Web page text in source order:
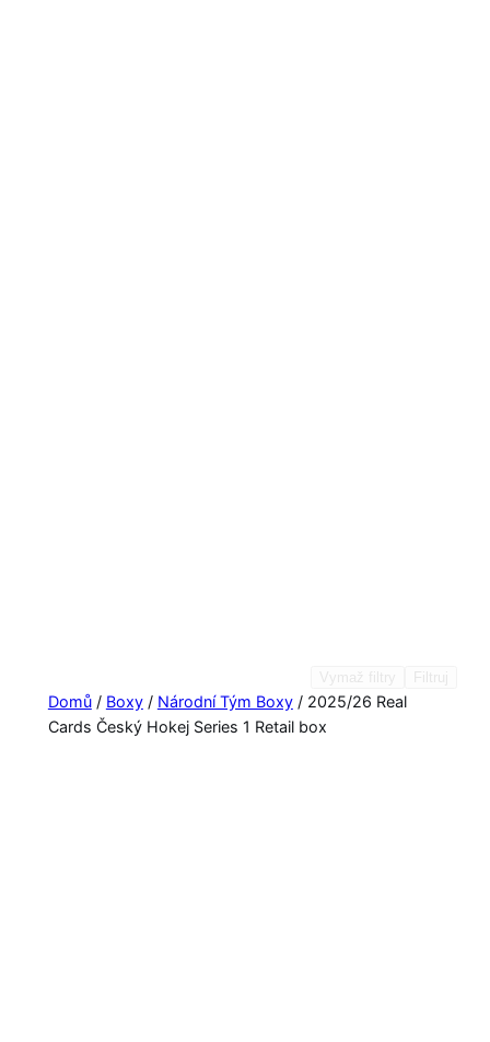
Domů/ Boxy/ Národní Tým Boxy/ 2025/26 Real
Cards Český Hokej Series 1 Retail box